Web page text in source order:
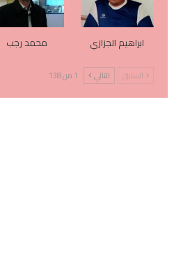
ابراهيم الجزازي محمد رجب
السابق التالي 1 من 138